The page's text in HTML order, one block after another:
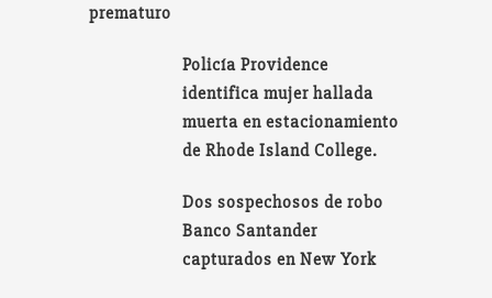
prematuro
Policía Providence
identifica mujer hallada
muerta en estacionamiento
de Rhode Island College.
Dos sospechosos de robo
Banco Santander
capturados en New York